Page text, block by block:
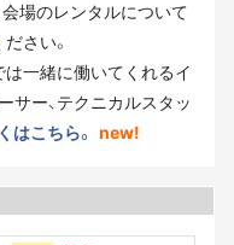
会場のレンタルについて
ださい。
一緒に働いてくれるイ
サー、テクニカルスタッ
はこちら。 new!